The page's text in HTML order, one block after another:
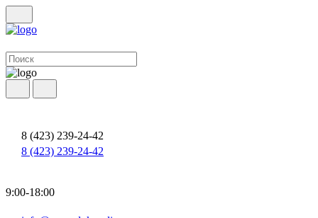
8 (423) 239-24-42
8 (423) 239-24-42
9:00-18:00